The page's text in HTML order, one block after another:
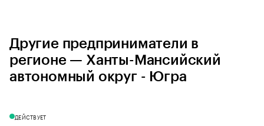
Другие предприниматели в
регионе — Ханты-Мансийский
автономный округ - Югра
ДЕЙСТВУЕТ